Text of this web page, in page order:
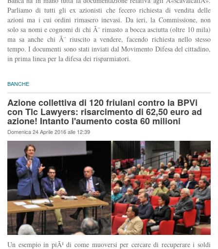
Parliamo di tutti gli ex azionisti che fecero richiesta di vendita delle
azioni ma i cui ordini rimasero inevasi. Da ieri, la Commissione, non
solo sa nomi e cognomi di chi Ã¨ rimasto a bocca asciutta (oltre 10 mila)
ma sa anche chi Ã¨ riuscito a vendere, facendo richiesta nello stesso
tempo. I documenti sono stati inviati dal Movimento Difesa del cittadino,
in prima linea per la difesa dei risparmiatori.
BANCHE
Azione collettiva di 120 friulani contro la BPVi
con Tlc Lawyers: risarcimento di 62,50 euro ad
azione! Intanto l'aumento costa 60 milioni
Domenica 24 Aprile 2016 alle 12:39
Un esempio in piÃ¹ di come muoversi per cercare di recuperare i soldi